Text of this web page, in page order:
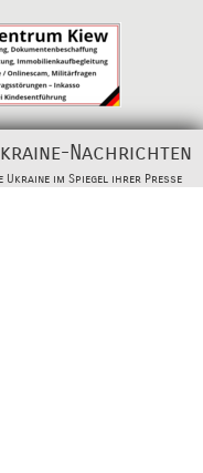
Nachrichten
Ukraine im Spiegel ihrer Presse